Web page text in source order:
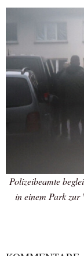
Polizeibeamte
in einem Park